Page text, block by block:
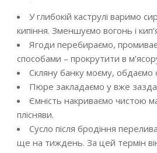
У глибокій каструлі варимо
кипіння. Зменшуємо вогонь і
Ягоди перебираємо,
способами – прокрутити в
Скляну банку моєму,
Пюре закладаємо у вже
Ємність накриваємо чистою
плісняви.
Сусло після бродіння
ще на тиждень. За цей термін